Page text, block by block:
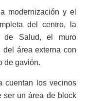
modernización y el
del centro, la
de Salud, el muro
del área externa con
de gavión.
cuentan los vecinos
ser un área de block